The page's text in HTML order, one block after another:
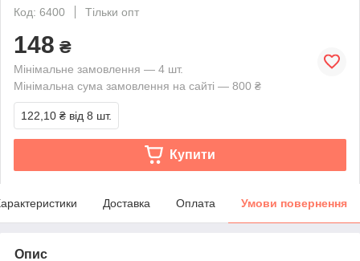
Код: 6400
Тільки опт
148 ₴
Мінімальне замовлення — 4 шт.
Мінімальна сума замовлення на сайті — 800 ₴
122,10 ₴ від 8 шт.
Купити
Доставка Оплата Умови повернення
Опис